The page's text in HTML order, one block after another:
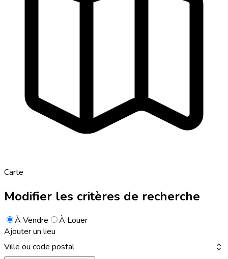
Carte
Modifier les critères de recherche
À Vendre
À Louer
Ajouter un lieu
Ville ou code postal